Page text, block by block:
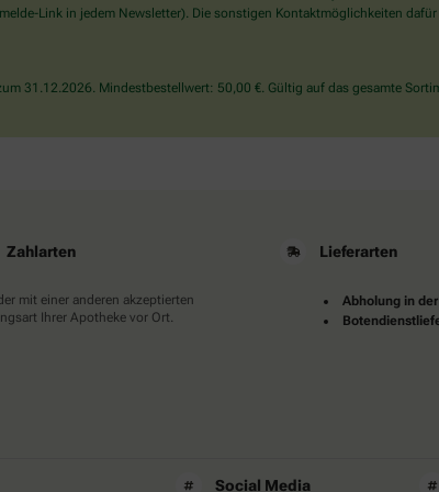
wählen
Haus.
Link in jedem Newsletter). Die sonstigen Kontaktmöglichkeiten
31.12.2026. Mindestbestellwert: 50,00 €. Gültig auf das gesamte
Zahlarten
mit einer anderen akzeptierten
Ihrer Apotheke vor Ort.
Lieferarten
Abholung in
Social Media